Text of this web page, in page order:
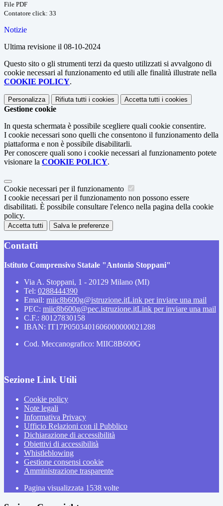
File PDF
Contatore click: 33
Notizie
Ultima revisione il 08-10-2024
Questo sito o gli strumenti terzi da questo utilizzati si avvalgono di
cookie necessari al funzionamento ed utili alle finalità illustrate nella
COOKIE POLICY.
Personalizza Rifiuta tutti i cookies Accetta tutti i cookies
Gestione cookie
In questa schermata è possibile scegliere quali cookie consentire.
I cookie necessari sono quelli che consentono il funzionamento della
piattaforma e non è possibile disabilitarli.
Per conoscere quali sono i cookie necessari al funzionamento potete
visionare la COOKIE POLICY.
Cookie necessari per il funzionamento
I cookie necessari per il funzionamento non possono essere
disabilitati. È possibile consultare l'elenco nella pagina della cookie
policy.
Accetta tutti Salva le preferenze
Contatti
Istituto Comprensivo Statale "Antonio Stoppani"
Via A. Stoppani, 1 - 20129 Milano (MI)
Tel: 0288444390
Email: miic8b600g@istruzione.itLink per inviare una mail
PEC: miic8b600g@pec.istruzione.itLink per inviare una mail
C.F.: 80127830158
IBAN: IT17P0503401606000000021288
Cod. Meccanografico: MIIC8B600G
Sezione Link Utili
Cookie policy
Note legali
Informativa Privacy
Ufficio Relazioni con il Pubblico
Dichiarazione di accessibilità
Obiettivi di accessibilità
Whistleblowing
Gestione consensi cookie
Amministrazione trasparente
Pagina visualizzata 1538 volte